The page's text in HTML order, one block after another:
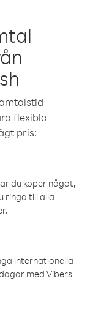
flexibla
pris:
du köper något,
ringa till alla
internationella
med Vibers